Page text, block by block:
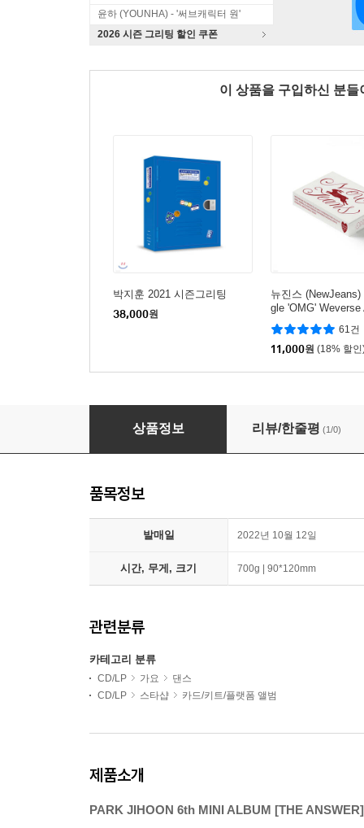
윤하 (YOUNHA) - '써브캐릭터 원'
2026 시즌 그리팅 할인 쿠폰
이 상품을 구입하신 분
박지훈 2021 시즌그리팅
38,000원
뉴진스
gle 'OMG'
er. [QR CARD 3종
종]
61건
11,000원 (18% 할인
박지훈 - 미니앨범 6집 : THE ANSWER
상품정보 리뷰/한줄평 (1/0)
품목정보
발매일 2022년 10월 12일
시간, 무게, 크기 700g | 90*120mm
관련분류
카테고리 분류
CD/LP 가요
댄스
CD/LP
스타샵 카드/키트/플랫폼 앨범
제품소개
PARK JIHOON 6th MINI ALBUM [THE ANSWER]